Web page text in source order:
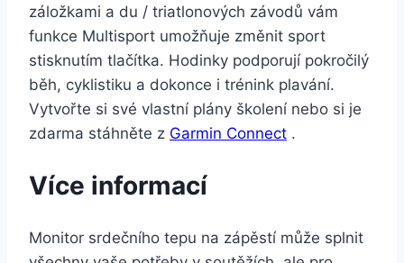
záložkami a du / triatlonových závodů vám
funkce Multisport umožňuje změnit sport
stisknutím tlačítka. Hodinky podporují pokročilý
běh, cyklistiku a dokonce i trénink plavání.
Vytvořte si své vlastní plány školení nebo si je
zdarma stáhněte z Garmin Connect .
Více informací
Monitor srdečního tepu na zápěstí může splnit